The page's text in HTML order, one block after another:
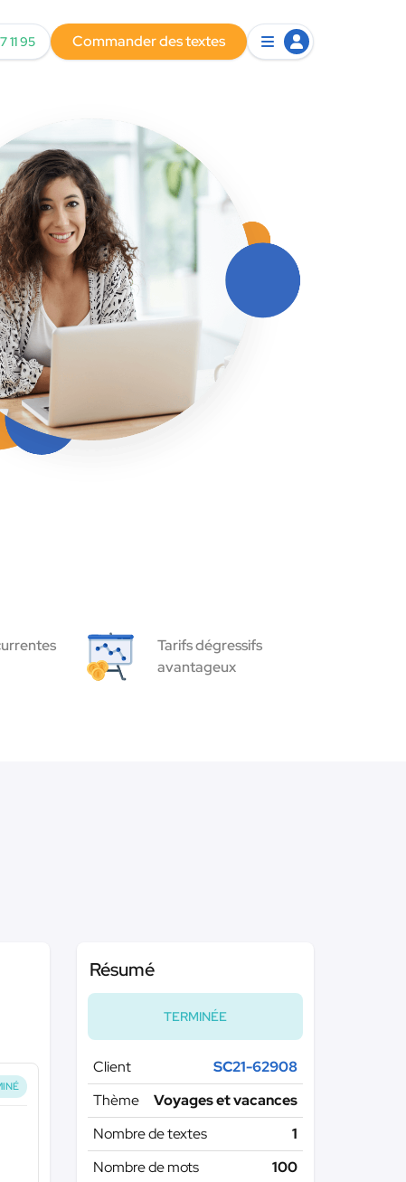
11 95 Commander des textes
Tarifs dégressifs
avantageux
Résumé
TERMINÉE
Client
SC21-62908
Thème
Voyages et vacances
Nombre de textes
1
Nombre de mots
100